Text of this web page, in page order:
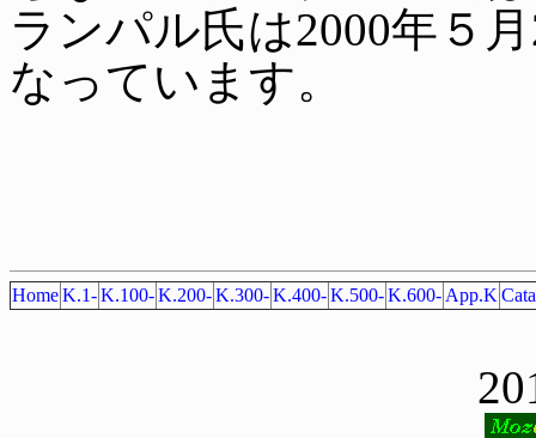
ランパル氏は2000年５
なっています。
HomeK.1-K.100-K.200-K.300-K.400-K.500-K.600- App.K